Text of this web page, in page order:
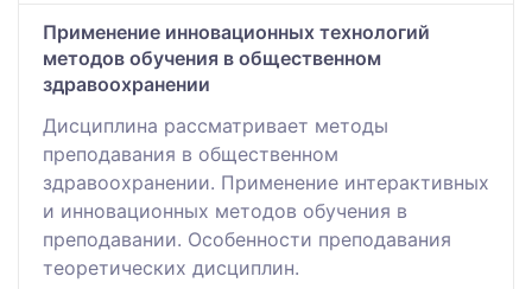
Применение инновационных технологий
методов обучения в общественном
здравоохранении
Дисциплина рассматривает методы
преподавания в общественном
здравоохранении. Применение интерактивных
и инновационных методов обучения в
преподавании. Особенности преподавания
теоретических дисциплин.